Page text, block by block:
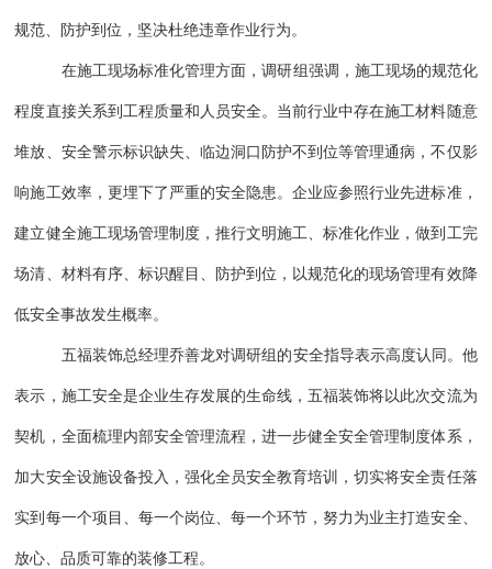
规范、防护到位，坚决杜绝违章作业行为。
在施工现场标准化管理方面，调研组强调，施工现场的规范化
程度直接关系到工程质量和人员安全。当前行业中存在施工材料随意
堆放、安全警示标识缺失、临边洞口防护不到位等管理通病，不仅影
响施工效率，更埋下了严重的安全隐患。企业应参照行业先进标准，
建立健全施工现场管理制度，推行文明施工、标准化作业，做到工完
场清、材料有序、标识醒目、防护到位，以规范化的现场管理有效降
低安全事故发生概率。
五福装饰总经理乔善龙对调研组的安全指导表示高度认同。他
表示，施工安全是企业生存发展的生命线，五福装饰将以此次交流为
契机，全面梳理内部安全管理流程，进一步健全安全管理制度体系，
加大安全设施设备投入，强化全员安全教育培训，切实将安全责任落
实到每一个项目、每一个岗位、每一个环节，努力为业主打造安全、
放心、品质可靠的装修工程。